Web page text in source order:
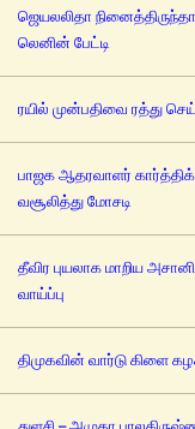
ஜெயலலிதா
லெனின் பேட்டி
ரயில் முன்பதிவை ரத்து
பாஜக ஆதரவாளர்
வசூலித்து மோசடி
தீவிர புயலாக மாறிய
வாய்ப்பு
திமுகவின் வார்டு கிளை